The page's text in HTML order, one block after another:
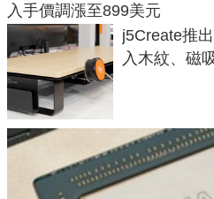
入手價調漲至899美元
j5Create推
入木紋、磁